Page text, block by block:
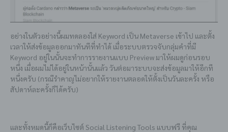
อย่างในตัวอย่างนี้ผมทดลองใส่ Keyword เป็น Metaverse เข้าไป และตั้ง
เวลาให้ส่งข้อมูลออกมาทันทีที่ทำได้ เมื่อระบบตรวจจับกลุ่มคำที่มี
Keyword อยู่ในนั้นจะทำการรายงานแบบ Preview มาให้ผมดูก่อนรอบ
หนึ่ง เมื่อผมไม่ได้อยู่ในหน้านั้นแล้ว วันต่อมาระบบจะส่งข้อมูลมาให้อีกที
หนึ่งครับ (กรณีรำคาญไม่อยากให้รายงานตลอดให้ตั้งเป็นวันละครั้ง หรือ
สัปดาห์ละครั้งก็ได้ครับ)
และทั้งหมดนี้ก็คือเว็บไซต์ Social Listening Tools แบบฟรี ที่คุณ